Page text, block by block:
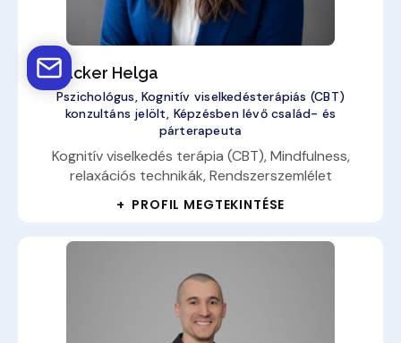
Altbäcker Helga
Pszichológus, Kognitív viselkedésterápiás (CBT)
konzultáns jelölt, Képzésben lévő család- és
párterapeuta
Kognitív viselkedés terápia (CBT), Mindfulness,
relaxációs technikák, Rendszerszemlélet
+ PROFIL MEGTEKINTÉSE